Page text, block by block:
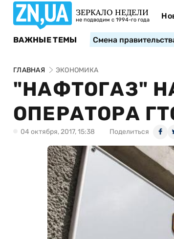
ЗЕРКАЛО НЕДЕЛИ
не подводим с 1994-го года
ВАЖНЫЕ ТЕМЫ Смена
ГЛАВНАЯ ЭКОНОМИКА
"НАФТОГАЗ"
ОПЕРАТОРА
04 октября, 2017, 15:38 Поделиться